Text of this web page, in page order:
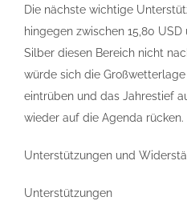
Die nächste wichtige
hingegen zwischen 15,80 USD
Silber diesen Bereich nicht
würde sich die
eintrüben und das Jahrestief
wieder auf die Agenda rücken.
Unterstützungen und
Unterstützungen